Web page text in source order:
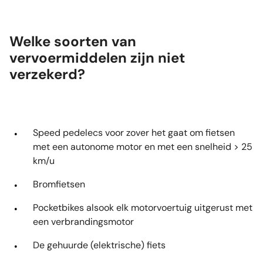
Welke soorten van
vervoermiddelen zijn niet
verzekerd?
Speed pedelecs voor zover het gaat om fietsen
met een autonome motor en met een snelheid > 25
km/u
Bromfietsen
Pocketbikes alsook elk motorvoertuig uitgerust met
een verbrandingsmotor
De gehuurde (elektrische) fiets